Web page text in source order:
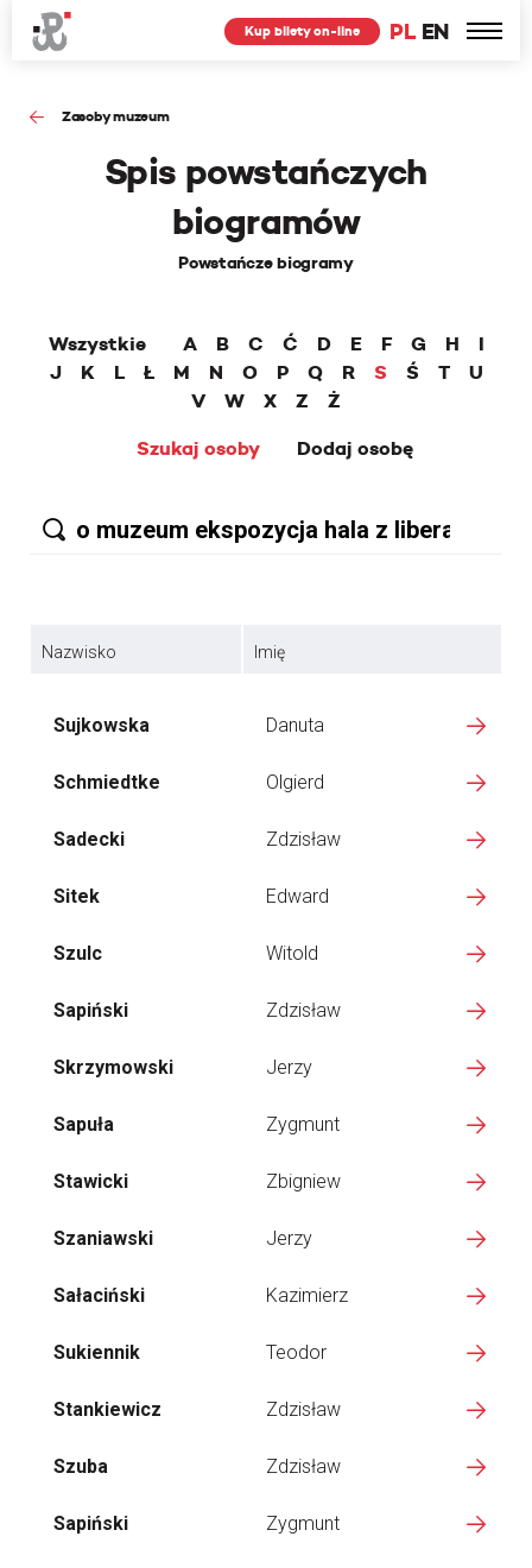
PL EN
Kup bilety on-line
Zasoby muzeum
Spis powstańczych
biogramów
Powstańcze biogramy
Wszystkie A B C Ć D E F G H
I
J
K L Ł M N O P Q R S Ś T
U
V
W X Z
Ż
Szukaj osoby
Dodaj osobę
Nazwisko Imię
Sujkowska Danuta
Schmiedtke Olgierd
Sadecki Zdzisław
Sitek Edward
Szulc Witold
Sapiński Zdzisław
Skrzymowski Jerzy
Sapuła Zygmunt
Stawicki Zbigniew
Szaniawski Jerzy
Sałaciński Kazimierz
Sukiennik Teodor
Stankiewicz Zdzisław
Szuba Zdzisław
Sapiński Zygmunt